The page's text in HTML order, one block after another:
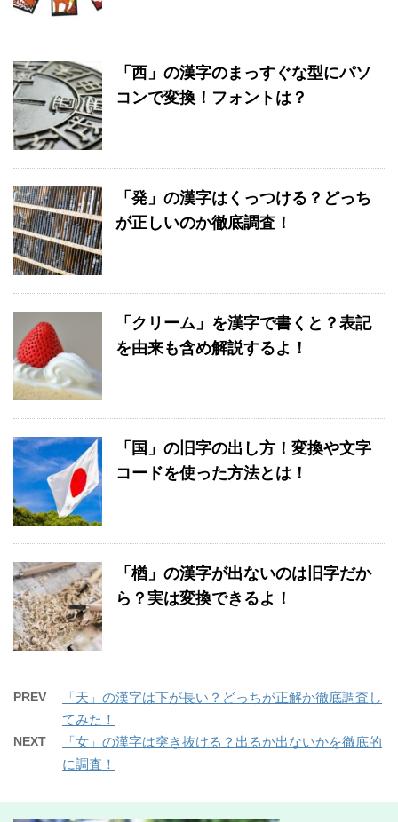
「西」の漢字のまっすぐな型にパソ
コンで変換！フォントは？
「発」の漢字はくっつける？どっち
が正しいのか徹底調査！
「クリーム」を漢字で書くと？表記
を由来も含め解説するよ！
「国」の旧字の出し方！変換や文字
コードを使った方法とは！
「楢」の漢字が出ないのは旧字だか
ら？実は変換できるよ！
PREV
「天」の漢字は下が長い？どっちが正解か徹底調査し
てみた！
NEXT
「女」の漢字は突き抜ける？出るか出ないかを徹底的
に調査！